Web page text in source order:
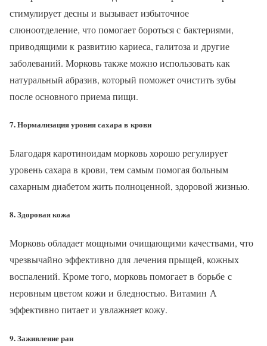
стимулирует десны и вызывает избыточное
слюноотделение, что помогает бороться с бактериями,
приводящими к развитию кариеса, галитоза и другие
заболеваний. Морковь также можно использовать как
натуральный абразив, который поможет очистить зубы
после основного приема пищи.
7. Нормализация уровня сахара в крови
Благодаря каротиноидам морковь хорошо регулирует
уровень сахара в крови, тем самым помогая больным
сахарным диабетом жить полноценной, здоровой жизнью.
8. Здоровая кожа
Морковь обладает мощными очищающими качествами, что
чрезвычайно эффективно для лечения прыщей, кожных
воспалений. Кроме того, морковь помогает в борьбе с
неровным цветом кожи и бледностью. Витамин А
эффективно питает и увлажняет кожу.
9. Заживление ран